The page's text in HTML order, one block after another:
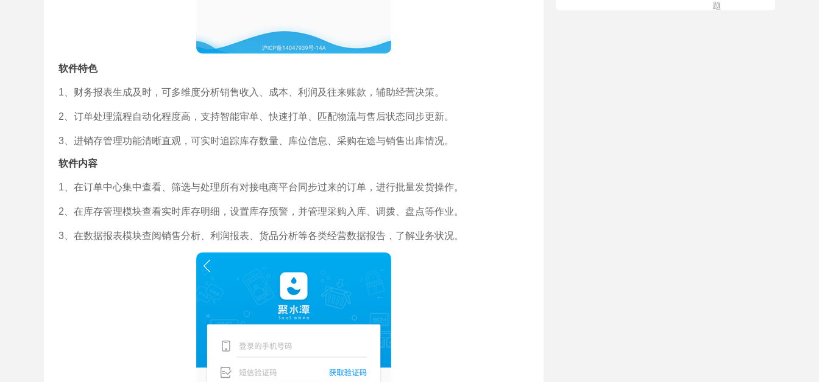
软件特色
1、财务报表生成及时，可多维度分析销售收入、成本、利润及往来账款，辅助经营决策。
2、订单处理流程自动化程度高，支持智能审单、快速打单、匹配物流与售后状态同步更新。
3、进销存管理功能清晰直观，可实时追踪库存数量、库位信息、采购在途与销售出库情况。
软件内容
1、在订单中心集中查看、筛选与处理所有对接电商平台同步过来的订单，进行批量发货操作。
2、在库存管理模块查看实时库存明细，设置库存预警，并管理采购入库、调拨、盘点等作业。
3、在数据报表模块查阅销售分析、利润报表、货品分析等各类经营数据报告，了解业务状况。
题